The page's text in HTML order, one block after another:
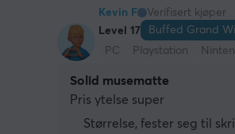
Kevin F
Verifisert kjøper
Level 17
Buffed Grand
PC
Playstation
Solid musematte
Pris ytelse super
Størrelse, fester seg til